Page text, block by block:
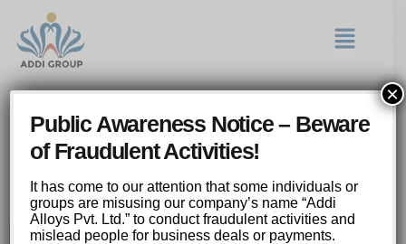
Desvende o Mistério do Tigre
Experimente o Demo Fortune
Tiger e Multiplique Suas
Chances no Universo
Public Awareness Notice – Beware
of Fraudulent Activities!
It has come to our attention that some individuals or
groups are misusing our company’s name “Addi
Alloys Pvt. Ltd.” to conduct fraudulent activities and
mislead people for business deals or payments.
×